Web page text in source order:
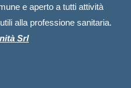
e aperto a tutti attività
alla professione sanitaria.
Srl